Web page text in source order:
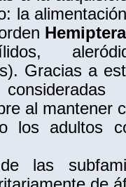
la
Hemiptera
Gracias a
al mantener
los adultos
las